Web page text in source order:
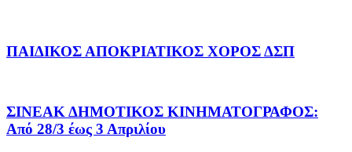
ΠΑΙΔΙΚΟΣ ΑΠΟΚΡΙΑΤΙΚΟΣ ΧΟΡΟΣ ΔΣΠ
ΣΙΝΕΑΚ ΔΗΜΟΤΙΚΟΣ ΚΙΝΗΜΑΤΟΓΡΑΦΟΣ:
Από 28/3 έως 3 Απριλίου